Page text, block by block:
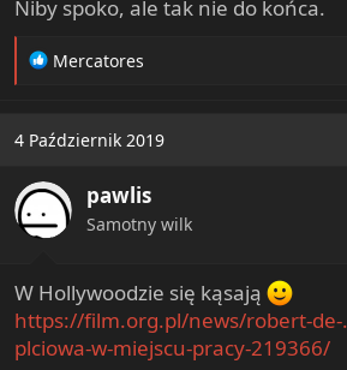
Niby spoko, ale tak nie do końca.
R
c
t
o
n
s
Mercatores
4 Październik 2019
pawlis
Samotny wilk
W Hollywoodzie się kąsają
https://film.org.pl/news/robert-
plciowa-w-miejscu-pracy-219366/